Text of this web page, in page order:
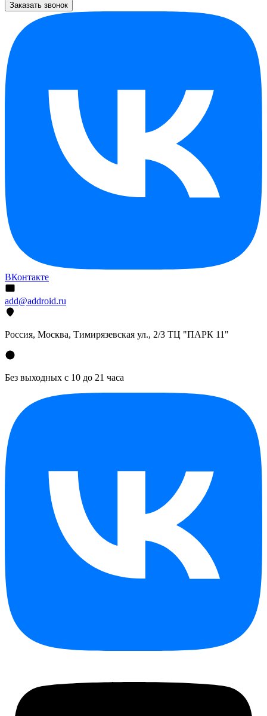
Заказать звонок
ВКонтакте
add@addroid.ru
Россия, Москва, Тимирязевская ул., 2/3 ТЦ "ПАРК 11"
Без выходных с 10 до 21 часа